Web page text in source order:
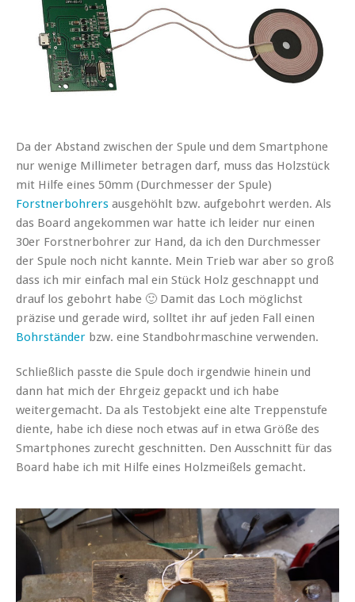
Da der Abstand zwischen der Spule und dem Smartphone
nur wenige Millimeter betragen darf, muss das Holzstück
mit Hilfe eines 50mm (Durchmesser der Spule)
Forstnerbohrers ausgehöhlt bzw. aufgebohrt werden. Als
das Board angekommen war hatte ich leider nur einen
30er Forstnerbohrer zur Hand, da ich den Durchmesser
der Spule noch nicht kannte. Mein Trieb war aber so groß
dass ich mir einfach mal ein Stück Holz geschnappt und
drauf los gebohrt habe 🙂 Damit das Loch möglichst
präzise und gerade wird, solltet ihr auf jeden Fall einen
Bohrständer bzw. eine Standbohrmaschine verwenden.
Schließlich passte die Spule doch irgendwie hinein und
dann hat mich der Ehrgeiz gepackt und ich habe
weitergemacht. Da als Testobjekt eine alte Treppenstufe
diente, habe ich diese noch etwas auf in etwa Größe des
Smartphones zurecht geschnitten. Den Ausschnitt für das
Board habe ich mit Hilfe eines Holzmeißels gemacht.